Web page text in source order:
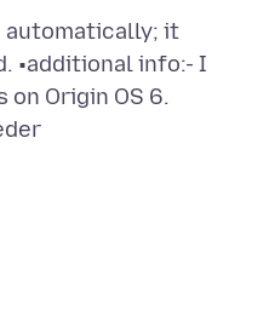
automatically; it
•additional info:- I